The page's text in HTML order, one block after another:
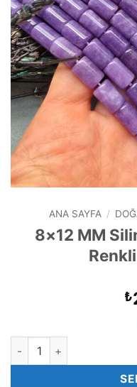
ANA SAYFA /
8×12 MM
₺
8x12 MM Silindir Kesme